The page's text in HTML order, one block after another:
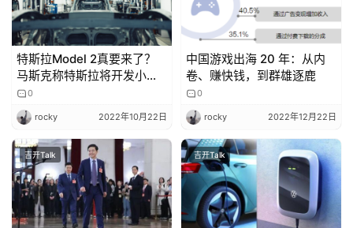
特斯拉Model 2真要来了？
马斯克称特斯拉将开发小型
电动汽车平台
0
rocky 2022年10月22日
中国游戏出海 20 年：从内
卷、赚快钱，到群雄逐鹿
0
rocky 2022年12月22日
吉开Talk 吉开Talk